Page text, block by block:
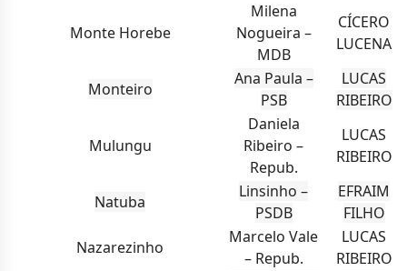
Monte Horebe
Milena
Nogueira –
MDB
CÍCERO
LUCENA
Monteiro
Ana Paula –
PSB
LUCAS
RIBEIRO
Mulungu
Daniela
Ribeiro –
Repub.
LUCAS
RIBEIRO
Natuba
Linsinho –
PSDB
EFRAIM
FILHO
Nazarezinho
Marcelo Vale
– Repub.
LUCAS
RIBEIRO